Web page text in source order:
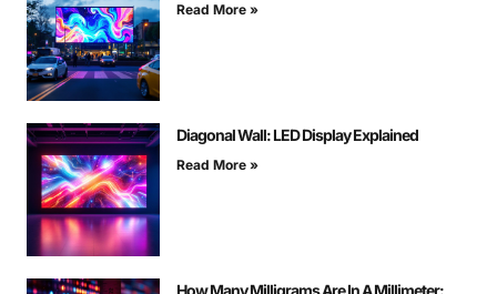
Read More »
Diagonal Wall: LED Display Explained
Read More »